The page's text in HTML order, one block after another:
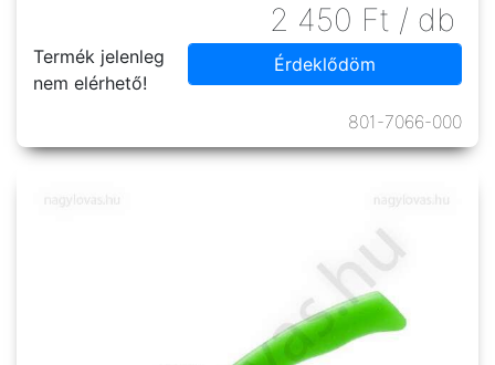
2 450 Ft / db
Termék jelenleg
nem elérhető!
Érdeklődöm
801-7066-000